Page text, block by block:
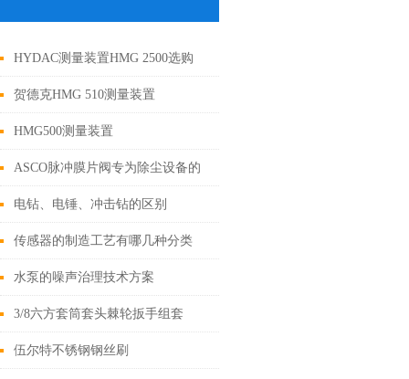
HYDAC测量装置HMG 2500选购
贺德克HMG 510测量装置
HMG500测量装置
ASCO脉冲膜片阀专为除尘设备的
应用设计
电钻、电锤、冲击钻的区别
传感器的制造工艺有哪几种分类
水泵的噪声治理技术方案
3/8六方套筒套头棘轮扳手组套
伍尔特不锈钢钢丝刷